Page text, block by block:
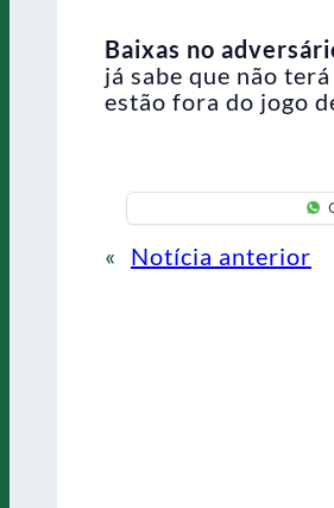
Baixas no
já sabe que não
estão fora do jogo
« Notícia anterior